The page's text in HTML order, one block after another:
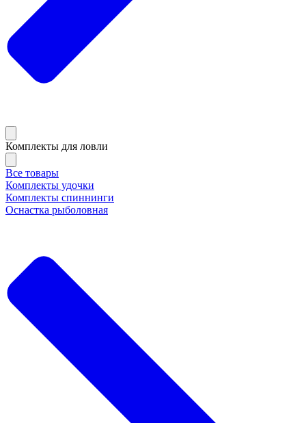
Комплекты для ловли
Все товары
Комплекты удочки
Комплекты спиннинги
Оснастка рыболовная